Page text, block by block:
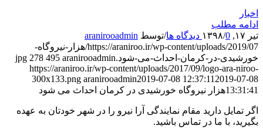
اخبار
ادامه مطلب
تیر ۱۷, ۱۳۹۸
/0 دیدگاه ها /توسط aranirooadmin
https://araniroo.ir/wp-content/uploads/2019/07/هزار-نیروگاه-
خورشیدی-در-کرمان-احداث-می-شود.jpg
278 495 aranirooadmin
https://araniroo.ir/wp-content/uploads/2017/09/logo-ara-niroo-
300x133.png aranirooadmin2019-07-08 12:37:11 2019-07-08
13:31:41هزار نیروگاه خورشیدی در کرمان احداث می شود
اگر تمایل دارید مقام نمایندگی آرا نیرو را در شهر خودتان به عهده
بگیرید، با ما در تماس باشید.